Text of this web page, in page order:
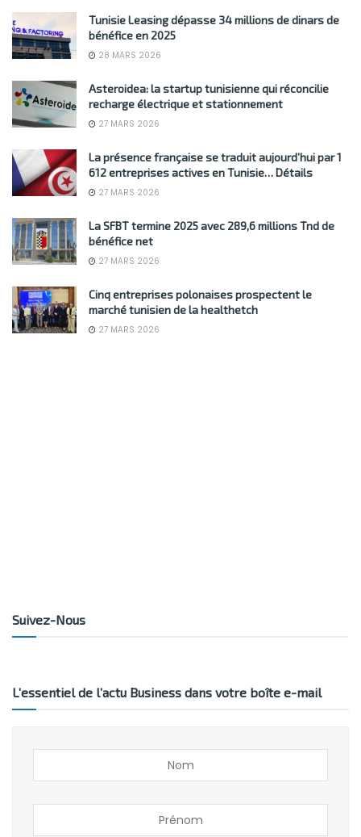
Tunisie Leasing dépasse 34 millions de dinars de
bénéfice en 2025
28 MARS 2026
Asteroidea: la startup tunisienne qui réconcilie
recharge électrique et stationnement
27 MARS 2026
La présence française se traduit aujourd’hui par 1
612 entreprises actives en Tunisie… Détails
27 MARS 2026
La SFBT termine 2025 avec 289,6 millions Tnd de
bénéfice net
27 MARS 2026
Cinq entreprises polonaises prospectent le
marché tunisien de la healthetch
27 MARS 2026
Suivez-Nous
L’essentiel de l’actu Business dans votre boîte e-mail